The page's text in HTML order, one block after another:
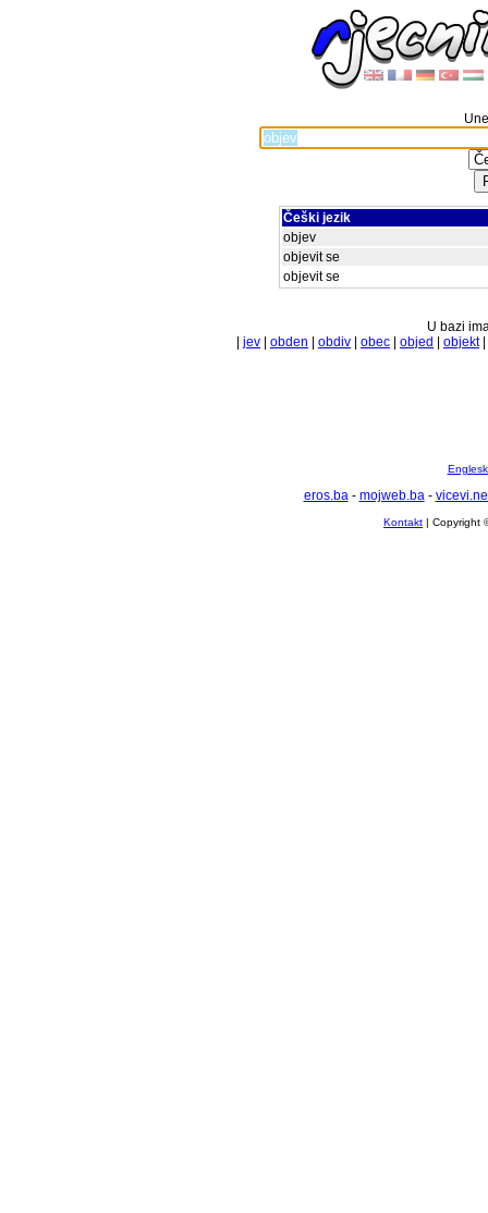
Češki jezik
objev
objevit se
objevit se
U bazi
jev obden obdiv obec objed objekt|
eros.ba- mojweb.ba-
Kontakt | Copyright